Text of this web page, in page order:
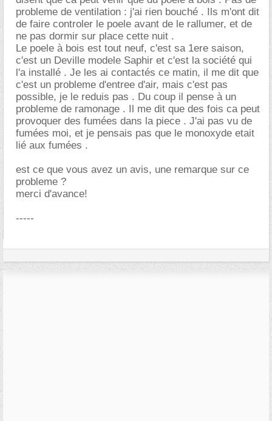
probleme de ventilation : j'ai rien bouché . Ils m'ont dit
de faire controler le poele avant de le rallumer, et de
ne pas dormir sur place cette nuit .
Le poele à bois est tout neuf, c'est sa 1ere saison,
c'est un Deville modele Saphir et c'est la société qui
l'a installé . Je les ai contactés ce matin, il me dit que
c'est un probleme d'entree d'air, mais c'est pas
possible, je le reduis pas . Du coup il pense à un
probleme de ramonage . Il me dit que des fois ca peut
provoquer des fumées dans la piece . J'ai pas vu de
fumées moi, et je pensais pas que le monoxyde etait
lié aux fumées .
est ce que vous avez un avis, une remarque sur ce
probleme ?
merci d'avance!
-----